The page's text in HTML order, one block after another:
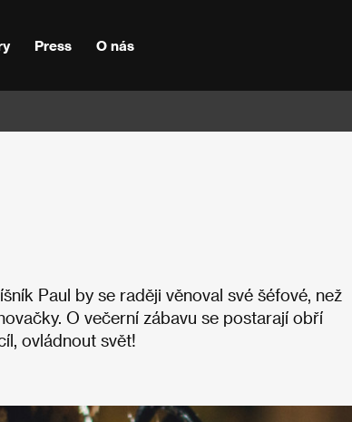
Press O nás
Paul by se raději věnoval své šéfové, než
O večerní zábavu se postarají obří
ovládnout svět!